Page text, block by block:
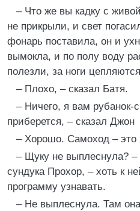
– Что же вы кадку с
не прикрыли, и свет
фонарь поставила, он и
вымокла, и по полу воду
полезли, за ноги
– Плохо, – сказал Батя.
– Ничего, я вам рубанок-
приберется, – сказал Джон
– Хорошо. Самоход – это
– Щуку не выплеснула? –
сундука Прохор, – хоть к
программу узнавать.
– Не выплеснула. Там